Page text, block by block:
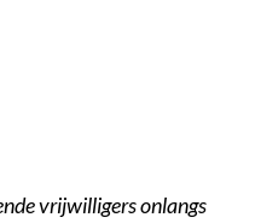
vrijwilligers onlangs